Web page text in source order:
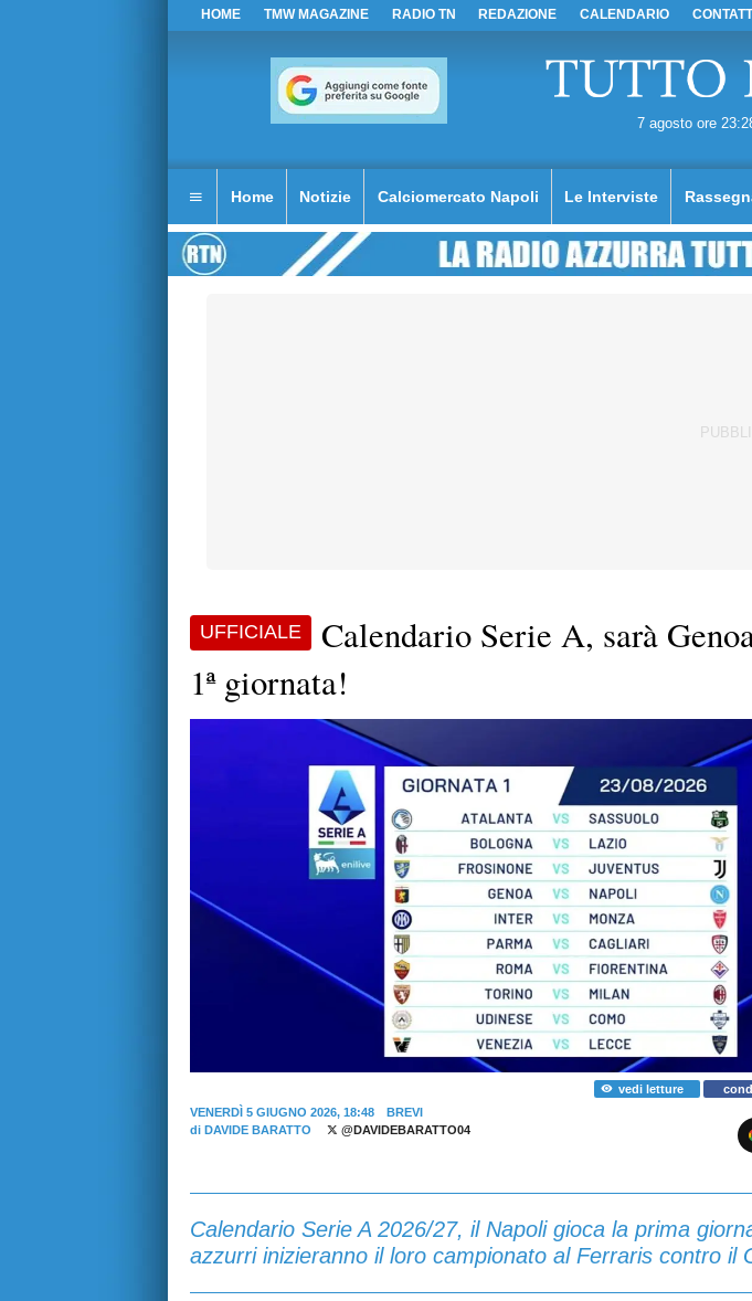
HOME TMW MAGAZINE RADIO TN REDAZIONE CALENDARIO
7 agosto ore
Home Notizie Calciomercato Napoli Le Interviste
UFFICIALE
Calendario Serie A, sarà
1ª giornata!
vedi letture
VENERDÌ 5 GIUGNO 2026, 18:48
BREVI
di DAVIDE BARATTO @DAVIDEBARATTO04
Calendario Serie A 2026/27, il Napoli gioca la prima
azzurri inizieranno il loro campionato al Ferraris contro il